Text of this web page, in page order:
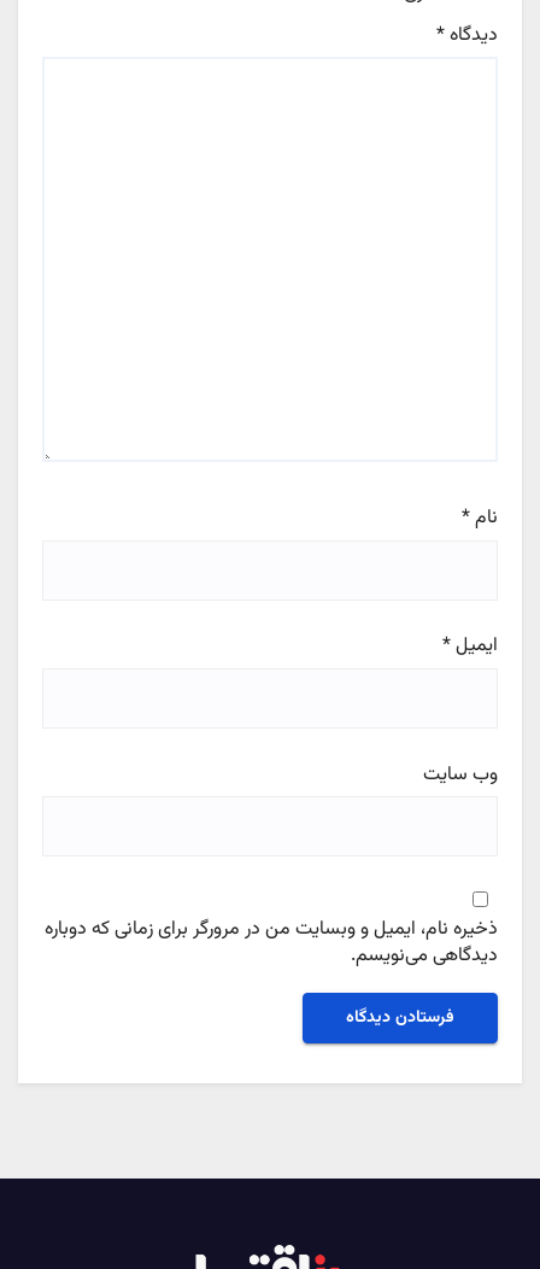
دیدگاه*
نام*
ایمیل*
وب‌ سایت
ذخیره نام، ایمیل و وبسایت من در مرورگر برای زمانی که دوباره
دیدگاهی می‌نویسم.